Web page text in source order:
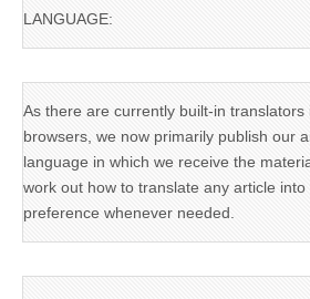
LANGUAGE:
As there are currently built-in
browsers, we now primarily publish our
language in which we receive the
work out how to translate any article
preference whenever needed.